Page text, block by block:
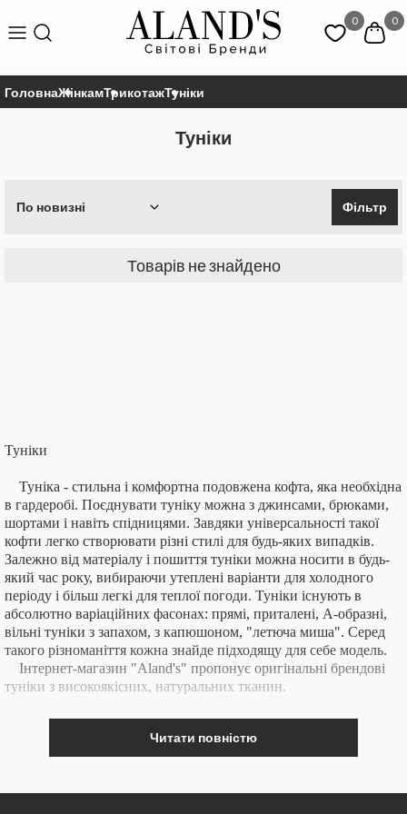
0 0
ГоловнаЖінкамТрикотажТуніки
Туніки
По новизні Фільтр
Товарів не знайдено
Туніки
Туніка - стильна і комфортна подовжена кофта, яка необхідна
в гардеробі. Поєднувати туніку можна з джинсами, брюками,
шортами і навіть спідницями. Завдяки універсальності такої
кофти легко створювати різні стилі для будь-яких випадків.
Залежно від матеріалу і пошиття туніки можна носити в будь-
який час року, вибираючи утеплені варіанти для холодного
періоду і більш легкі для теплої погоди. Туніки існують в
абсолютно варіаційних фасонах: прямі, приталені, А-образні,
вільні туніки з запахом, з капюшоном, "летюча миша". Серед
такого різноманіття кожна знайде підходящу для себе модель.
Інтернет-магазин "Aland's" пропонує оригінальні брендові
туніки з високоякісних, натуральних тканин.
Читати повністю